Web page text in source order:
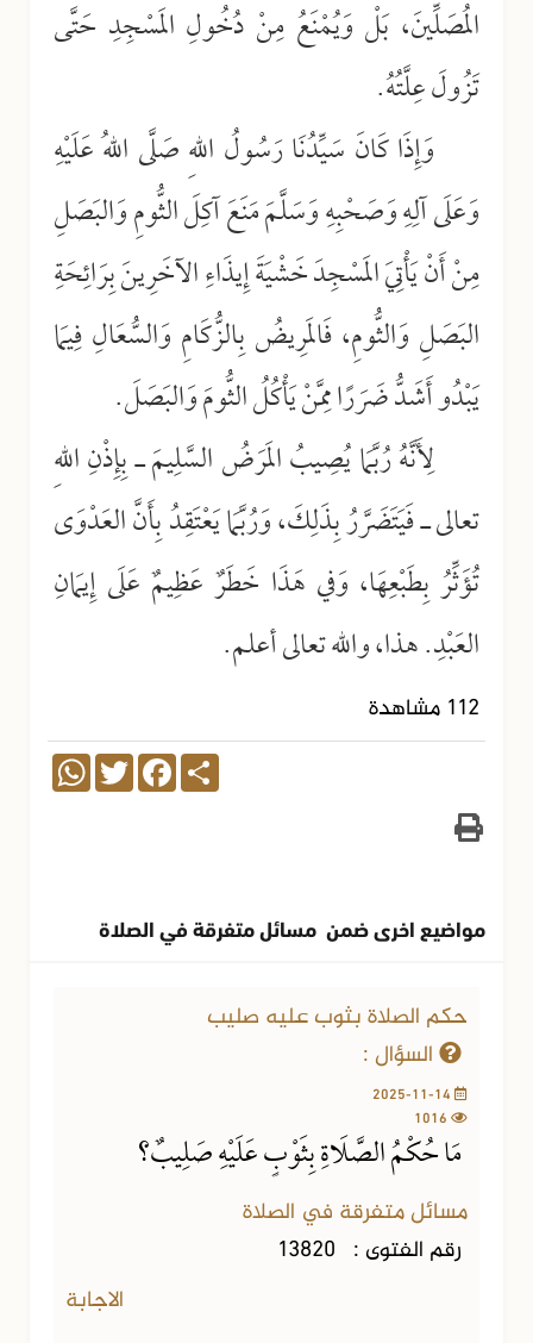
المُصَلِّينَ، بَلْ وَيُمْنَعُ مِنْ دُخُولِ المَسْجِدِ حَتَّى
تَزُولَ عِلَّتُهُ.
وَإِذَا كَانَ سَيِّدُنَا رَسُولُ اللهِ صَلَّى اللهُ عَلَيْهِ
وَعَلَى آلِهِ وَصَحْبِهِ وَسَلَّمَ مَنَعَ آكِلَ الثُّومِ وَالبَصَلِ
مِنْ أَنْ يَأْتِيَ المَسْجِدَ خَشْيَةَ إِيذَاءِ الآخَرِينَ بِرَائِحَةِ
البَصَلِ وَالثُّومِ، فَالمَرِيضُ بِالزُّكَامِ وَالسُّعَالِ فِيمَا
يَبْدُو أَشَدُّ ضَرَرًا مِمَّنْ يَأْكُلُ الثُّومَ وَالبَصَلَ.
لِأَنَّهُ رُبَّمَا يُصِيبُ المَرَضُ السَّلِيمَ ـ بِإِذْنِ اللهِ
تعالى ـ فَيَتَضَرَّرُ بِذَلِكَ، وَرُبَّمَا يَعْتَقِدُ بِأَنَّ العَدْوَى
تُؤَثِّرُ بِطَبْعِهَا، وَفي هَذَا خَطَرٌ عَظِيمٌ عَلَى إِيمَانِ
العَبْدِ. هذا، والله تعالى أعلم.
112 مشاهدة
Share
Facebook
Twitter
WhatsApp
مواضيع اخرى ضمن مسائل متفرقة في الصلاة
حكم الصلاة بثوب عليه صليب
السؤال :
مَا حُكْمُ الصَّلَاةِ بِثَوْبٍ عَلَيْهِ صَلِيبٌ؟
مسائل متفرقة في الصلاة
رقم الفتوى : 13820
الاجابة